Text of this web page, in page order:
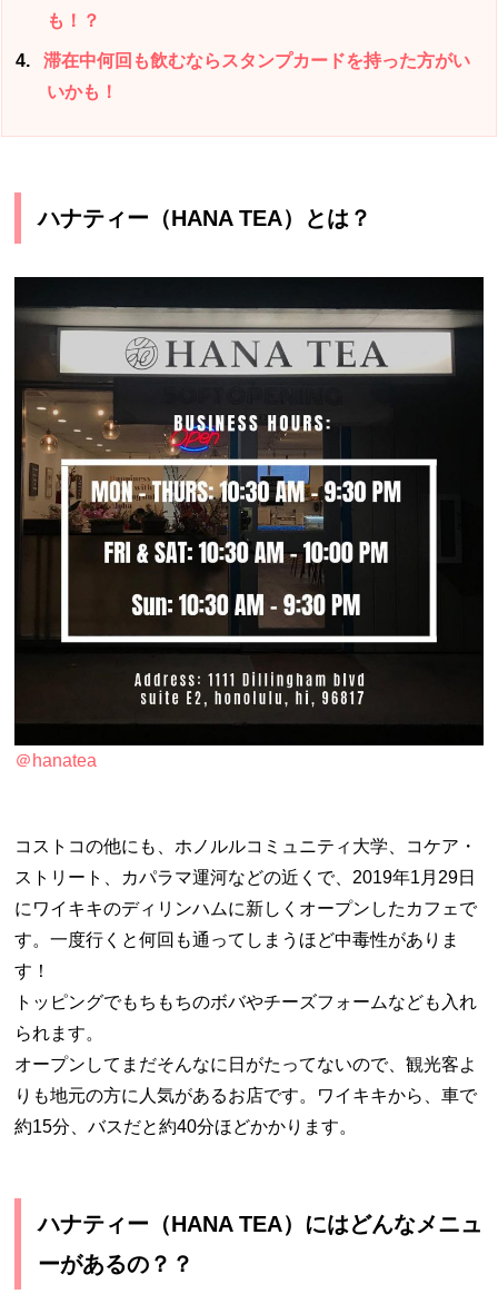
も！？
4
滞在中何回も飲むならスタンプカードを持った方がい
いかも！
ハナティー（HANA TEA）とは？
＠hanatea
コストコの他にも、ホノルルコミュニティ大学、コケア・
ストリート、カパラマ運河などの近くで、2019年1月29日
にワイキキのディリンハムに新しくオープンしたカフェで
す。一度行くと何回も通ってしまうほど中毒性がありま
す！
トッピングでもちもちのボバやチーズフォームなども入れ
られます。
オープンしてまだそんなに日がたってないので、観光客よ
りも地元の方に人気があるお店です。ワイキキから、車で
約15分、バスだと約40分ほどかかります。
ハナティー（HANA TEA）にはどんなメニュ
ーがあるの？？